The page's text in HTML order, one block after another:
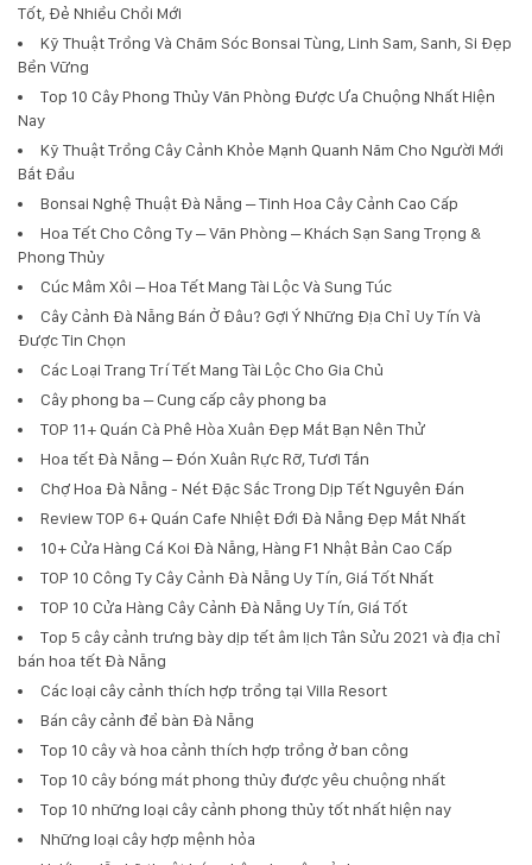
Tốt, Đẻ Nhiều Chồi Mới
Kỹ Thuật Trồng Và Chăm Sóc Bonsai Tùng, Linh Sam, Sanh, Si Đẹp
Bền Vững
Top 10 Cây Phong Thủy Văn Phòng Được Ưa Chuộng Nhất Hiện
Nay
Kỹ Thuật Trồng Cây Cảnh Khỏe Mạnh Quanh Năm Cho Người Mới
Bắt Đầu
Bonsai Nghệ Thuật Đà Nẵng – Tinh Hoa Cây Cảnh Cao Cấp
Hoa Tết Cho Công Ty – Văn Phòng – Khách Sạn Sang Trọng &
Phong Thủy
Cúc Mâm Xôi – Hoa Tết Mang Tài Lộc Và Sung Túc
Cây Cảnh Đà Nẵng Bán Ở Đâu? Gợi Ý Những Địa Chỉ Uy Tín Và
Được Tin Chọn
Các Loại Trang Trí Tết Mang Tài Lộc Cho Gia Chủ
Cây phong ba – Cung cấp cây phong ba
TOP 11+ Quán Cà Phê Hòa Xuân Đẹp Mắt Bạn Nên Thử
Hoa tết Đà Nẵng – Đón Xuân Rực Rỡ, Tươi Tắn
Chợ Hoa Đà Nẵng - Nét Đặc Sắc Trong Dịp Tết Nguyên Đán
Review TOP 6+ Quán Cafe Nhiệt Đới Đà Nẵng Đẹp Mắt Nhất
10+ Cửa Hàng Cá Koi Đà Nẵng, Hàng F1 Nhật Bản Cao Cấp
TOP 10 Công Ty Cây Cảnh Đà Nẵng Uy Tín, Giá Tốt Nhất
TOP 10 Cửa Hàng Cây Cảnh Đà Nẵng Uy Tín, Giá Tốt
Top 5 cây cảnh trưng bày dịp tết âm lịch Tân Sửu 2021 và địa chỉ
bán hoa tết Đà Nẵng
Các loại cây cảnh thích hợp trồng tại Villa Resort
Bán cây cảnh để bàn Đà Nẵng
Top 10 cây và hoa cảnh thích hợp trồng ở ban công
Top 10 cây bóng mát phong thủy được yêu chuộng nhất
Top 10 những loại cây cảnh phong thủy tốt nhất hiện nay
Những loại cây hợp mệnh hỏa